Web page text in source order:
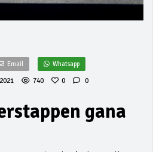
Email Whatsapp
740 0 0
gana